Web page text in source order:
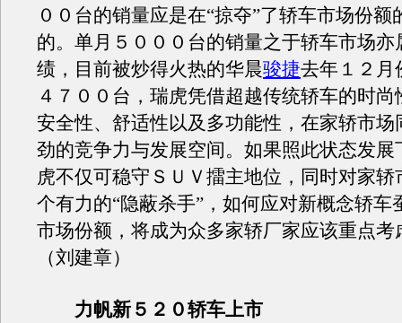
００台的销量应是在“掠夺”了轿车市场份额
的。单月５０００台的销量之于轿车市场亦
绩，目前被炒得火热的华晨骏捷去年１２月
４７００台，瑞虎凭借超越传统轿车的时
安全性、舒适性以及多功能性，在家轿市场
劲的竞争力与发展空间。如果照此状态发展
虎不仅可稳守ＳＵＶ擂主地位，同时对家轿
个有力的“隐蔽杀手”，如何应对新概念轿车
市场份额，将成为众多家轿厂家应该重点考
（刘建章）
力帆新５２０轿车上市